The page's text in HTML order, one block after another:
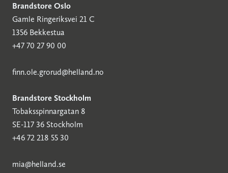
Brandstore Oslo
Gamle Ringeriksvei 21 C
1356 Bekkestua
+47 70 27 90 00
finn.ole.grorud@helland.no
Brandstore Stockholm
Tobaksspinnargatan 8
SE-117 36 Stockholm
+46 72 218 55 30
mia@helland.se